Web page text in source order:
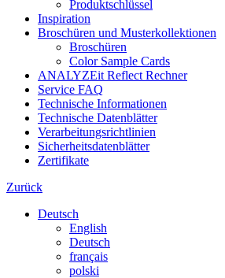
Produktschlüssel
Inspiration
Broschüren und Musterkollektionen
Broschüren
Color Sample Cards
ANALYZEit Reflect Rechner
Service FAQ
Technische Informationen
Technische Datenblätter
Verarbeitungsrichtlinien
Sicherheitsdatenblätter
Zertifikate
Zurück
Deutsch
English
Deutsch
français
polski